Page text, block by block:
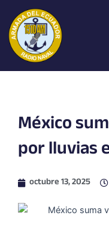
contenido
México
por lluvias
octubre 13, 2025